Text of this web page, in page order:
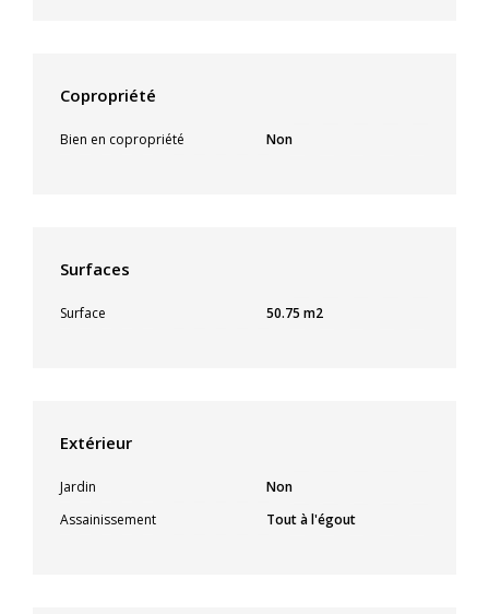
Copropriété
Bien en copropriété Non
Surfaces
Surface 50.75 m2
Extérieur
Jardin
Non
Assainissement
Tout à l'égout